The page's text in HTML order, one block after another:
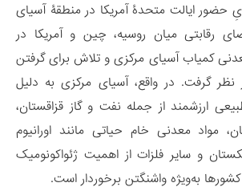
حضور ایالت متحدۀ آمریکا در منطقۀ آسیای
رقابتی میان روسیه، چین و آمریکا در
کمیاب آسیای مرکزی و تلاش برای گرفتن
گرفت. در واقع، آسیای مرکزی به دلیل
ارزشمند از جمله نفت و گاز قزاقستان،
مواد معدنی خام حیاتی مانند اورانیوم
و سایر فلزات از اهمیت ژئواکونومیک
به‌ویژه واشنگتن برخوردار است.